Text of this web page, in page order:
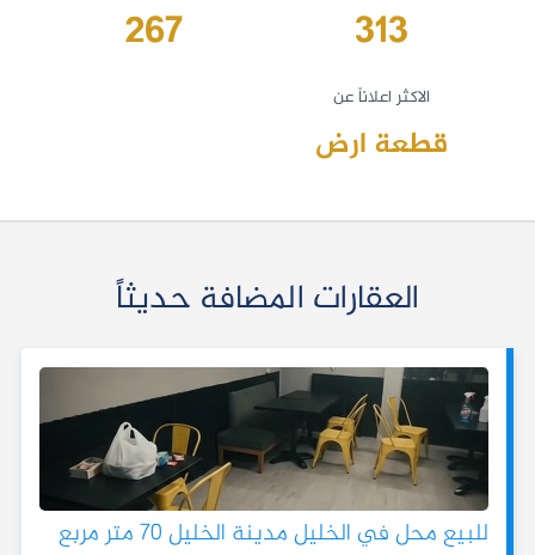
313
267
الاكثر اعلاناً عن
قطعة ارض
العقارات المضافة حديثاً
للبيع محل في الخليل مدينة الخليل 70 متر مربع